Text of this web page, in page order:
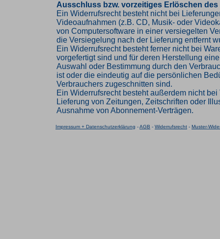
Ausschluss bzw. vorzeitiges Erlöschen
Ein Widerrufsrecht besteht nicht bei
Videoaufnahmen (z.B. CD, Musik- oder
von Computersoftware in einer versiegelten
die Versiegelung nach der Lieferung entfernt
Ein Widerrufsrecht besteht ferner nicht bei
vorgefertigt sind und für deren Herstellung
Auswahl oder Bestimmung durch den
ist oder die eindeutig auf die persönlichen
Verbrauchers zugeschnitten sind.
Ein Widerrufsrecht besteht außerdem nicht bei
Lieferung von Zeitungen, Zeitschriften oder
Ausnahme von Abonnement-Verträgen.
Impressum + Datenschutzerklärung -AGB - Widerrufsrecht - Muster-